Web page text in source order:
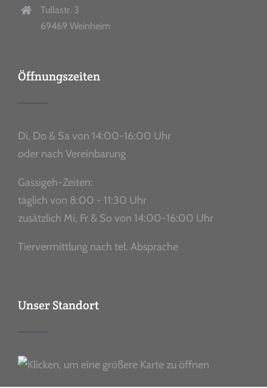
Tullastr. 3
69469 Weinheim
Öffnungszeiten
Di, Do & Sa von 14:00-16:00 Uhr
oder nach Vereinbarung
Gassigeh-Zeiten:
täglich von 8:00 - 11:30 Uhr
zusätzlich Mi, Fr & So von 14:00-16:00 Uhr
Tiervermittlung nach tel. Absprache
Unser Standort